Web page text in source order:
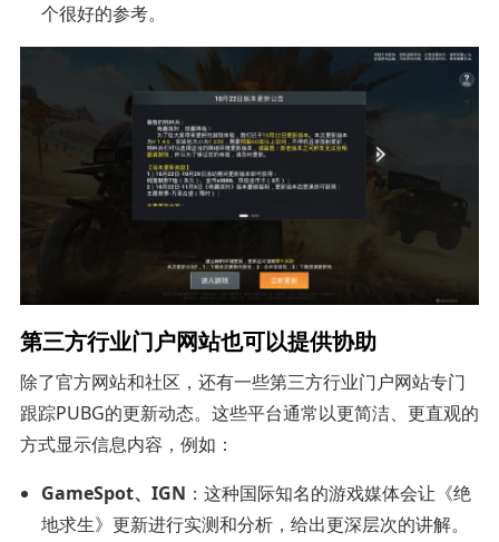
个很好的参考。
第三方行业门户网站也可以提供协助
除了官方网站和社区，还有一些第三方行业门户网站专门
跟踪PUBG的更新动态。这些平台通常以更简洁、更直观的
方式显示信息内容，例如：
GameSpot、IGN ：这种国际知名的游戏媒体会让《绝
地求生》更新进行实测和分析，给出更深层次的讲解。